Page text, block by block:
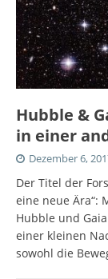
Hubble &
in einer
Dezember 6,
Der Titel der
eine neue Ära“:
Hubble und
einer kleinen
sowohl die